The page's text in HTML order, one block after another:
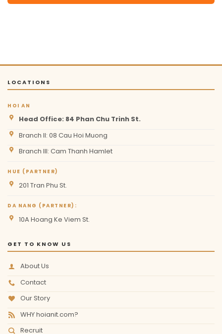
LOCATIONS
HOI AN
Head Office: 84 Phan Chu Trinh St.
Branch II: 08 Cau Hoi Muong
Branch III: Cam Thanh Hamlet
HUE (PARTNER)
201 Tran Phu St.
DA NANG (PARTNER):
10A Hoang Ke Viem St.
GET TO KNOW US
About Us
Contact
Our Story
WHY hoianit.com?
Recruit